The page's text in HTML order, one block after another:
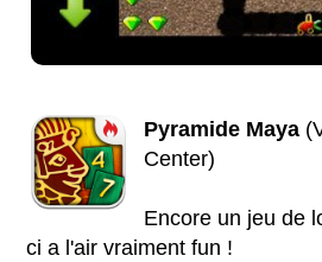
Pyramide Maya
Center)
Encore un jeu de
ci a l'air vraiment fun !